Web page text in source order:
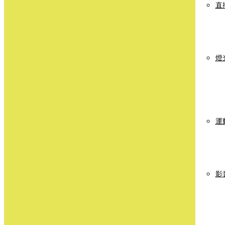
直
燈
運
影